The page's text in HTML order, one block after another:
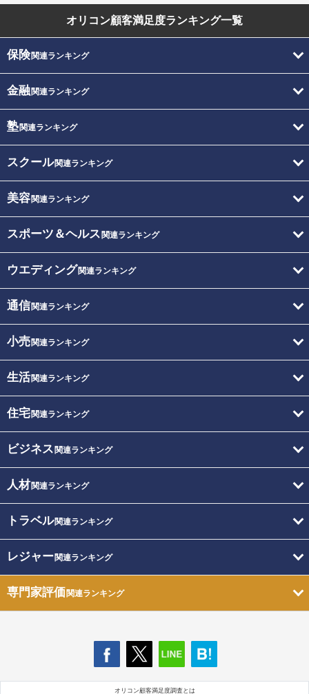
オリコン顧客満足度ランキング一覧
保険関連ランキング
金融関連ランキング
塾関連ランキング
スクール関連ランキング
美容関連ランキング
スポーツ＆ヘルス 関連ランキング
ウエディング関連ランキング
通信関連ランキング
小売関連ランキング
生活関連ランキング
住宅関連ランキング
ビジネス 関連ランキング
人材関連ランキング
トラベル関連ランキング
レジャー関連ランキング
専門家評価関連ランキング
オリコン顧客満足度調査とは